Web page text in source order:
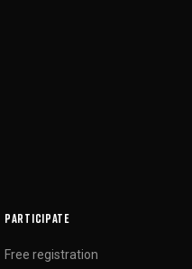
PARTICIPATE
Free registration